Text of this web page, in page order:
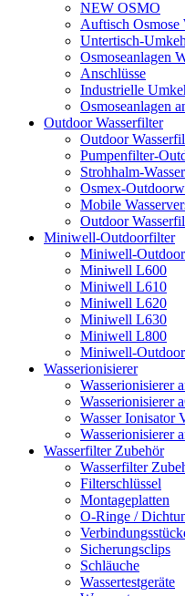
NEW OSMO
Auftisch Osmose
Untertisch-
Osmoseanlagen
Anschlüsse
Industrielle
Osmoseanlagen
Outdoor Wasserfilter
Outdoor
Pumpenfilter-
Strohhalm-
Osmex-
Mobile
Outdoor
Miniwell-Outdoorfilter
Miniwell-
Miniwell L600
Miniwell L610
Miniwell L620
Miniwell L630
Miniwell L800
Miniwell-
Wasserionisierer
Wasserionisierer
Wasserionisierer
Wasser Ionisator
Wasserionisierer
Wasserfilter Zubehör
Wasserfilter
Filterschlüssel
Montageplatten
O-Ringe /
Sicherungsclips
Schläuche
Wassertestgeräte